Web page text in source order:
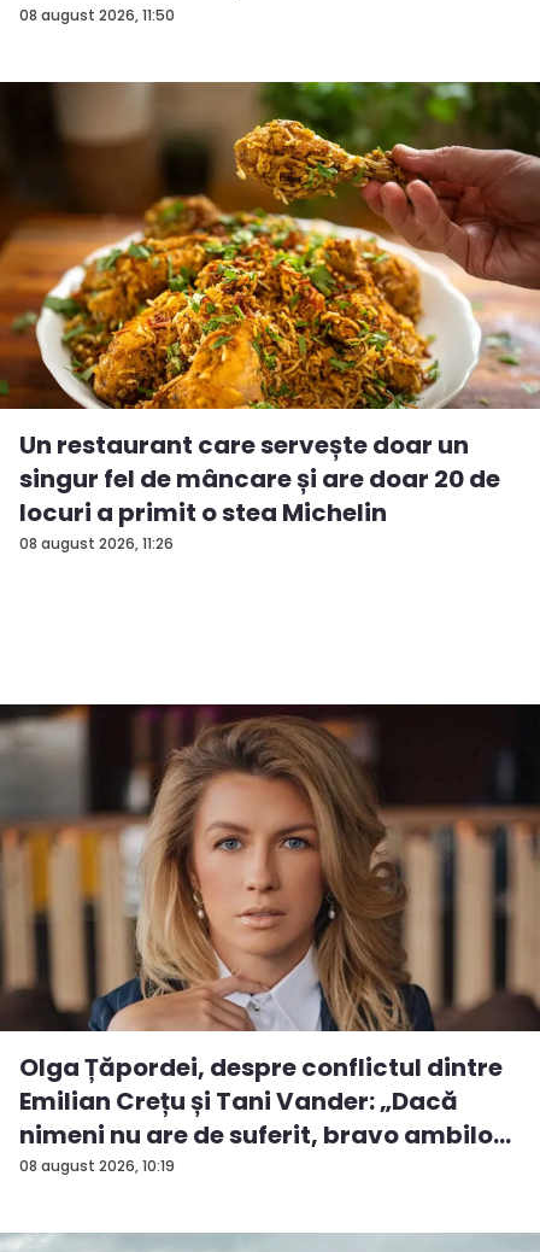
08 august 2026, 11:50
08 august 2026, 11:26
Un restaurant care servește doar un
singur fel de mâncare și are doar 20 de
locuri a primit o stea Michelin
08 august 2026, 10:19
Olga Țăpordei, despre conflictul dintre
Emilian Crețu și Tani Vander: „Dacă
nimeni nu are de suferit, bravo ambilo...